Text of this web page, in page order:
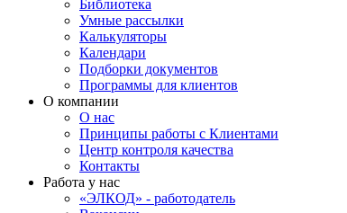
Библиотека
Умные рассылки
Калькуляторы
Календари
Подборки документов
Программы для клиентов
О компании
О нас
Принципы работы с Клиентами
Центр контроля качества
Контакты
Работа у нас
«ЭЛКОД» - работодатель